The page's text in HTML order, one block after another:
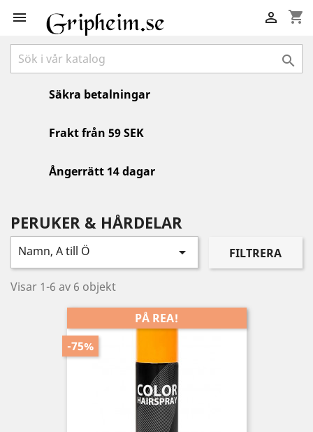
 shopping_cart


Säkra betalningar
Frakt från 59 SEK
Ångerrätt 14 dagar
PERUKER & HÅRDELAR
Namn, A till Ö  FILTRERA
Visar 1-6 av 6 objekt
-75%
PÅ REA!